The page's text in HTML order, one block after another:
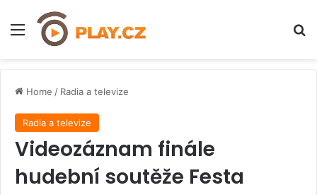
Menu
Home / Radia a televize
Radia a televize
Videozáznam finále
hudební soutěže Festa